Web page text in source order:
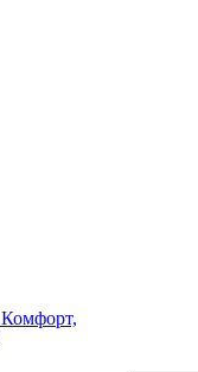
Комфорт,